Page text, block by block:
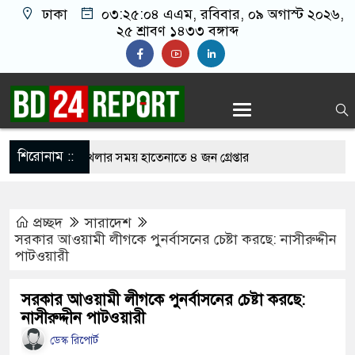
ঢাকা ০৩:২৫:০৫ এএম, রবিবার, ০৯ অগাস্ট ২০২৬,
২৫ শ্রাবণ ১৪৩৩ বঙ্গাব্দ
শিরোনাম ::
জুয়া খেলার সময় হাতেনাতে ৪ জন গ্রেপ্তার
অসহায় মায়ের মাথার চুল বিক্রি
অমায়িক ব্যবহার পান, জানালেন নারী
প্রচ্ছদ
সারাদেশ
সরকার আওয়ামী লীগকে পুনর্বাসনের চেষ্টা করছে: নাসীরুদ্দীন
পাটওয়ারী
সরকার আওয়ামী লীগকে পুনর্বাসনের চেষ্টা করছে:
নাসীরুদ্দীন পাটওয়ারী
ডেস্ক রিপোর্ট